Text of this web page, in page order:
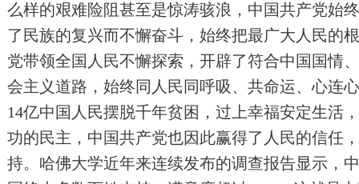
么样的艰难险阻甚至是惊涛骇浪，中国共产党始
了民族的复兴而不懈奋斗，始终把最广大人民的
党带领全国人民不懈探索，开辟了符合中国国情
会主义道路，始终同人民同呼吸、共命运、心连
14亿中国人民摆脱千年贫困，过上幸福安定生活
功的民主，中国共产党也因此赢得了人民的信任
持。哈佛大学近年来连续发布的调查报告显示，